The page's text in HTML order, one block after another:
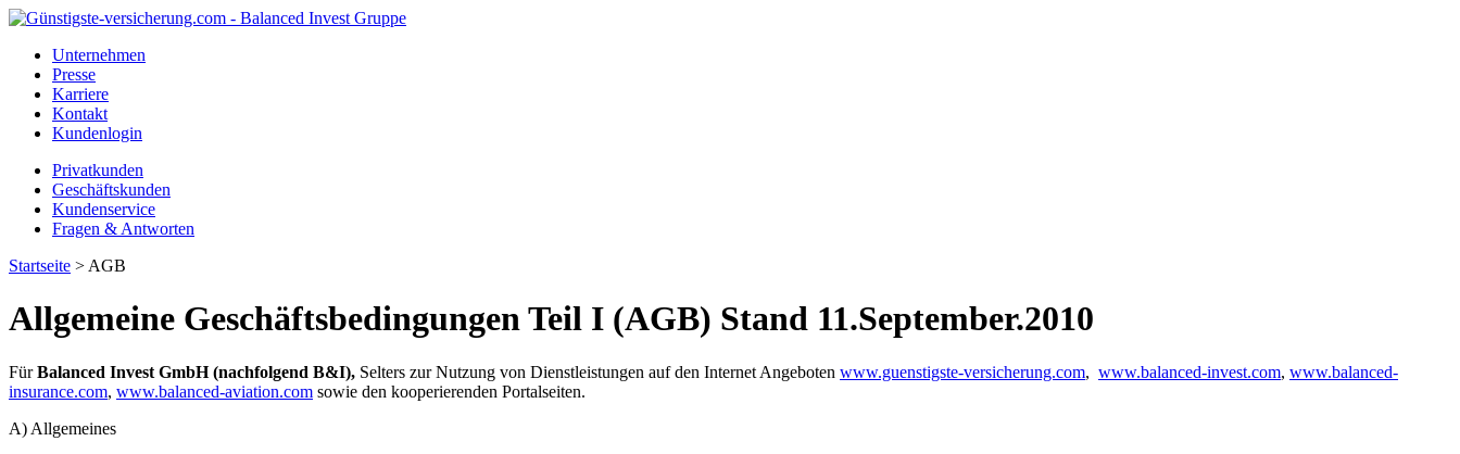
Unternehmen
Presse
Karriere
Kontakt
Kundenlogin
Privatkunden
Geschäftskunden
Kundenservice
Fragen & Antworten
Startseite > AGB
Allgemeine Geschäftsbedingungen Teil I (AGB) Stand 11.September.2010
FürBalanced Invest GmbH (nachfolgend B&I), Selters zur Nutzung von Dienstleistungen auf den Internet Angeboten www.guenstigste-versicherung.com, www.balanced-invest.com, www.balanced-
insurance.com, www.balanced-aviation.com sowie den kooperierenden Portalseiten.
A) Allgemeines